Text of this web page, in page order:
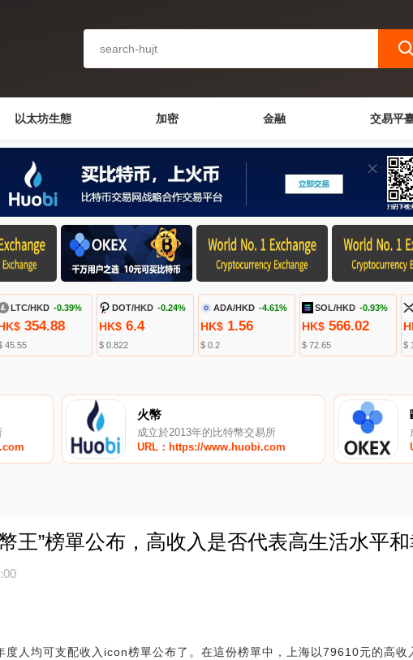
以太坊生態 加密 金融 交易平
LTC/HKD -0.39%
354.88
45.55
DOT/HKD -0.24%
HK$6.4
$ 0.822
ADA/HKD -4.61%
HK$1.56
$ 0.2
SOL/HKD -0.93%
HK$ 566.02
$ 72.65 $
火幣
成立於2013年的比特幣交易所
URL：https://www.huobi.com
王”榜單公布，高收入是否代表高生活水平
度人均可支配收入icon榜單公布了。在這份榜單中，上海以79610元的高收